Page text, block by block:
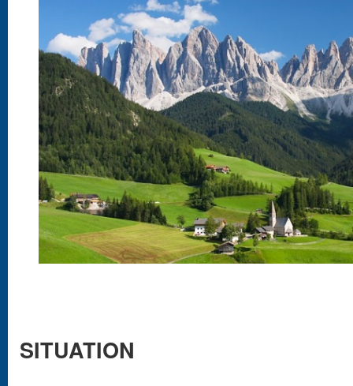
SITUATION